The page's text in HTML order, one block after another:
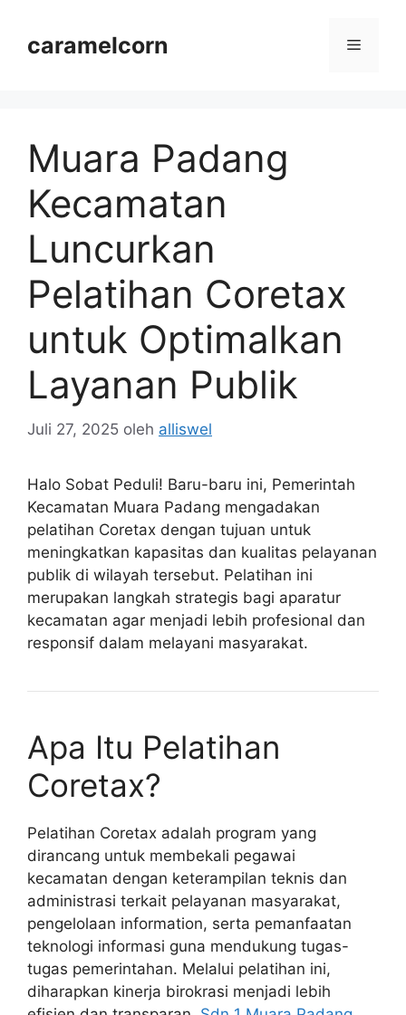
caramelcorn Menu
Muara Padang
Kecamatan
Luncurkan
Pelatihan Coretax
untuk Optimalkan
Layanan Publik
Juli 27, 2025 oleh alliswel
Halo Sobat Peduli! Baru-baru ini, Pemerintah
Kecamatan Muara Padang mengadakan
pelatihan Coretax dengan tujuan untuk
meningkatkan kapasitas dan kualitas pelayanan
publik di wilayah tersebut. Pelatihan ini
merupakan langkah strategis bagi aparatur
kecamatan agar menjadi lebih profesional dan
responsif dalam melayani masyarakat.
Apa Itu Pelatihan
Coretax?
Pelatihan Coretax adalah program yang
dirancang untuk membekali pegawai
kecamatan dengan keterampilan teknis dan
administrasi terkait pelayanan masyarakat,
pengelolaan information, serta pemanfaatan
teknologi informasi guna mendukung tugas-
tugas pemerintahan. Melalui pelatihan ini,
diharapkan kinerja birokrasi menjadi lebih